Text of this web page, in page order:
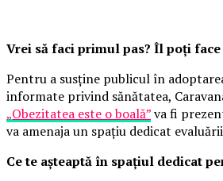
Vrei să faci primul pas? Îl poți
Pentru a susține publicul în
informate privind sănătatea,
„Obezitatea este o boală”va fi
va amenaja un spațiu dedicat
Ce te așteaptă în spațiul dedicat